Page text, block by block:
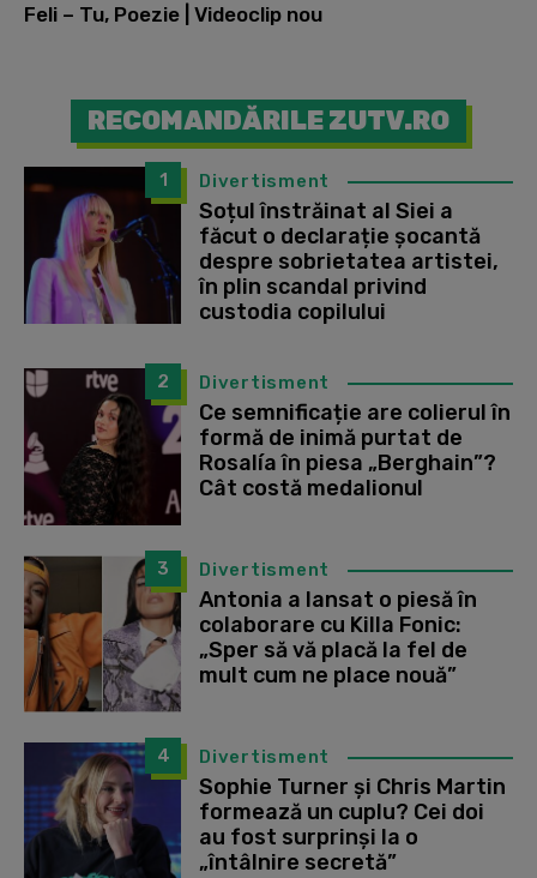
Feli – Tu, Poezie | Videoclip nou
RECOMANDĂRILE ZUTV.RO
1 Divertisment
Soțul înstrăinat al Siei a
făcut o declarație șocantă
despre sobrietatea artistei,
în plin scandal privind
custodia copilului
2 Divertisment
Ce semnificație are colierul în
formă de inimă purtat de
Rosalía în piesa „Berghain”?
Cât costă medalionul
3 Divertisment
Antonia a lansat o piesă în
colaborare cu Killa Fonic:
„Sper să vă placă la fel de
mult cum ne place nouă”
4 Divertisment
Sophie Turner și Chris Martin
formează un cuplu? Cei doi
au fost surprinși la o
„întâlnire secretă”